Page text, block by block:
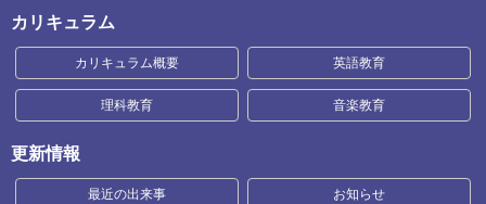
カリキュラム
カリキュラム概要 英語教育
理科教育 音楽教育
更新情報
最近の出来事 お知らせ